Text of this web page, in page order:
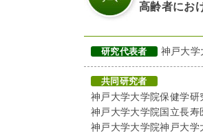
高齢者にお
研究代表者 神戸大
共同研究者
神戸大学大学院保健学
神戸大学大学院国立長
神戸大学大学院神戸大